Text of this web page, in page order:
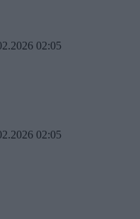
02:05
02:05